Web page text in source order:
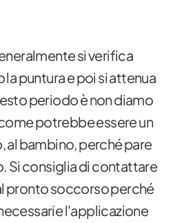
si verifica
puntura e poi si attenua
periodo è non diamo
potrebbe essere un
al bambino, perché pare
Si consiglia di contattare
pronto soccorso perché
l'applicazione